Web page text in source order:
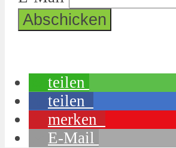
teilen
teilen
merken
E-Mail